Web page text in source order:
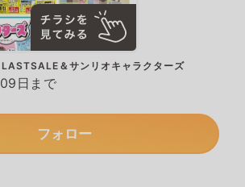
＆サンリオキャラクターズ
日まで
フォロー